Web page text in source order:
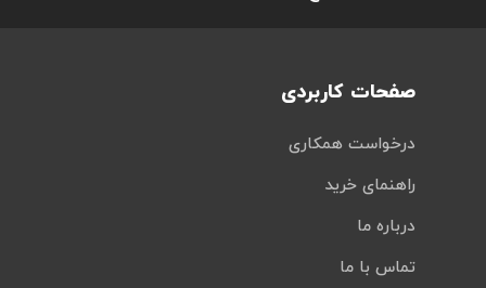
صفحات کاربردی
درخواست همکاری
راهنمای خرید
درباره ما
تماس با ما